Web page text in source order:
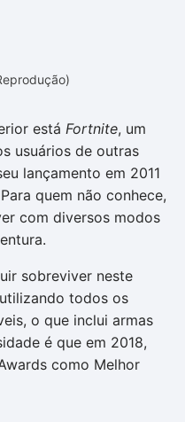
está Fortnite, um
usuários de outras
lançamento em 2011
quem não conhece,
com diversos modos
sobreviver neste
todos os
o que inclui armas
é que em 2018,
como Melhor